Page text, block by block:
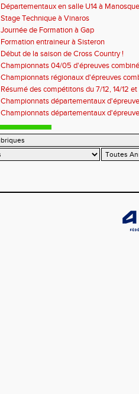
Départementaux en salle U14 à Manosque
Stage Technique à Vinaros
Journée de Formation à Gap
Formation entraineur à Sisteron
Début de la saison de Cross Country !
Championnats 04/05 d'épreuves
Championnats régionaux d'épreuves
Résumé des compétitons du 7/12, 14/12 et
Championnats départementaux
Miramas
Championnats départementaux